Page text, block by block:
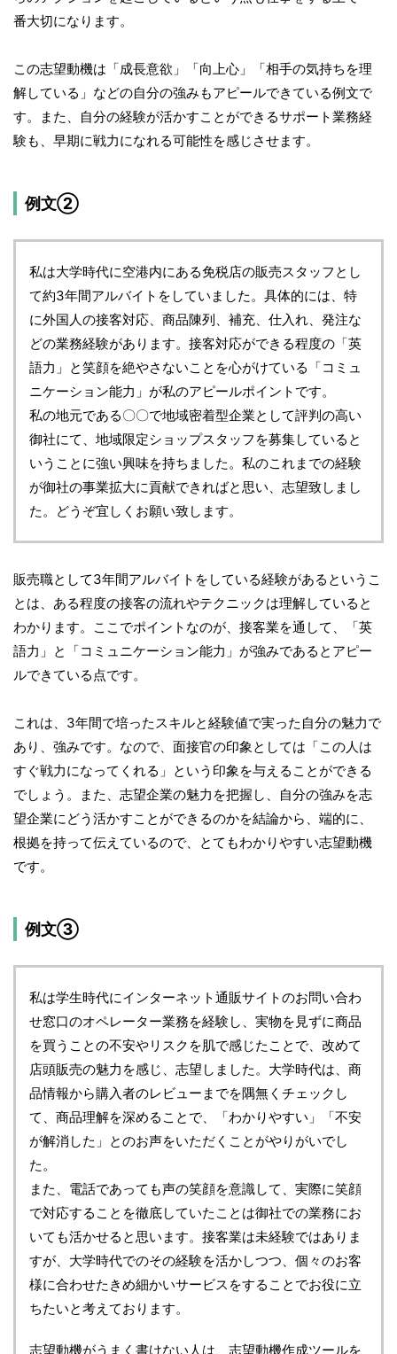
番大切になります。
この志望動機は「成長意欲」「向上心」「相手の気持ちを理
解している」などの自分の強みもアピールできている例文で
す。また、自分の経験が活かすことができるサポート業務経
験も、早期に戦力になれる可能性を感じさせます。
例文②
私は大学時代に空港内にある免税店の販売スタッフとし
て約3年間アルバイトをしていました。具体的には、特
に外国人の接客対応、商品陳列、補充、仕入れ、発注な
どの業務経験があります。接客対応ができる程度の「英
語力」と笑顔を絶やさないことを心がけている「コミュ
ニケーション能力」が私のアピールポイントです。
私の地元である〇〇で地域密着型企業として評判の高い
御社にて、地域限定ショップスタッフを募集していると
いうことに強い興味を持ちました。私のこれまでの経験
が御社の事業拡大に貢献できればと思い、志望致しまし
た。どうぞ宜しくお願い致します。
販売職として3年間アルバイトをしている経験があるというこ
とは、ある程度の接客の流れやテクニックは理解していると
わかります。ここでポイントなのが、接客業を通して、「英
語力」と「コミュニケーション能力」が強みであるとアピー
ルできている点です。
これは、3年間で培ったスキルと経験値で実った自分の魅力で
あり、強みです。なので、面接官の印象としては「この人は
すぐ戦力になってくれる」という印象を与えることができる
でしょう。また、志望企業の魅力を把握し、自分の強みを志
望企業にどう活かすことができるのかを結論から、端的に、
根拠を持って伝えているので、とてもわかりやすい志望動機
です。
例文③
私は学生時代にインターネット通販サイトのお問い合わ
せ窓口のオペレーター業務を経験し、実物を見ずに商品
を買うことの不安やリスクを肌で感じたことで、改めて
店頭販売の魅力を感じ、志望しました。大学時代は、商
品情報から購入者のレビューまでを隅無くチェックし
て、商品理解を深めることで、「わかりやすい」「不安
が解消した」とのお声をいただくことがやりがいでし
た。
また、電話であっても声の笑顔を意識して、実際に笑顔
で対応することを徹底していたことは御社での業務にお
いても活かせると思います。接客業は未経験ではありま
すが、大学時代でのその経験を活かしつつ、個々のお客
様に合わせたきめ細かいサービスをすることでお役に立
ちたいと考えております。
志望動機がうまく書けない人は、志望動機作成ツールを